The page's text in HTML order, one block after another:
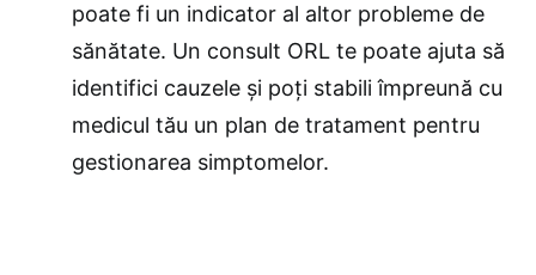
poate fi un indicator al altor probleme de
sănătate. Un consult ORL te poate ajuta să
identifici cauzele și poți stabili împreună cu
medicul tău un plan de tratament pentru
gestionarea simptomelor.